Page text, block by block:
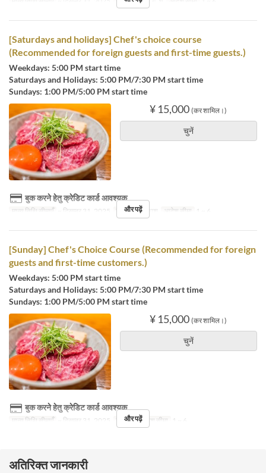
[Saturdays and holidays] Chef's choice course
(Recommended for foreign guests and first-time guests.)
Weekdays: 5:00 PM start time
Saturdays and Holidays: 5:00 PM/7:30 PM start time
Sundays: 1:00 PM/5:00 PM start time
¥ 15,000 (कर शामिल।)
चुनें
बुक करने हेतु क्रेडिट कार्ड आवश्यक
मान्य तिथि सीमाएँ ~ दिसम्बर 31, 2025 दिन श, अवकाश आदेश सीमा 1 ~ 6
और पढ़ें
[Sunday] Chef's Choice Course (Recommended for foreign
guests and first-time customers.)
Weekdays: 5:00 PM start time
Saturdays and Holidays: 5:00 PM/7:30 PM start time
Sundays: 1:00 PM/5:00 PM start time
¥ 15,000 (कर शामिल।)
चुनें
बुक करने हेतु क्रेडिट कार्ड आवश्यक
मान्य तिथि सीमाएँ ~ दिसम्बर 31, 2025 दिन स आदेश सीमा 1 ~ 6
और पढ़ें
अतिरिक्त जानकारी